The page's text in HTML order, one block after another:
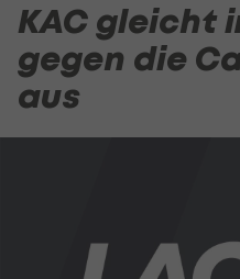
KAC gleicht
gegen die
aus